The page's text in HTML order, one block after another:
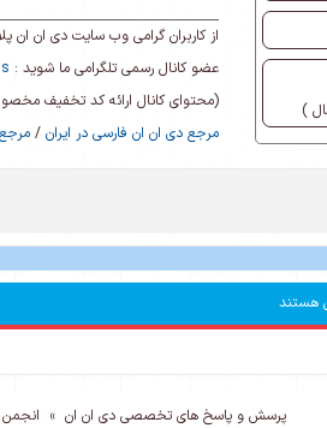
از کاربران گرامی وب سایت دی ان
عضو کانال رسمی تلگرامی ما شوید :
(محتوای کانال ارائه کد تخفیف
مرجع دی ان ان فارسی در ایران /
هستند
پرسش و پاسخ های تخصصی دی ان ان »